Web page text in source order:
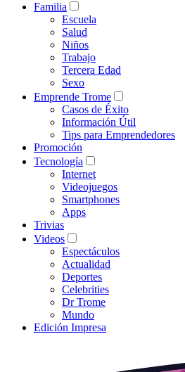
Familia
Escuela
Salud
Niños
Trabajo
Tercera Edad
Sexo
Emprende Trome
Casos de Éxito
Información Útil
Tips para Emprendedores
Promoción
Tecnología
Internet
Videojuegos
Smartphones
Apps
Trivias
Videos
Espectáculos
Actualidad
Deportes
Celebrities
Dr Trome
Mundo
Edición Impresa